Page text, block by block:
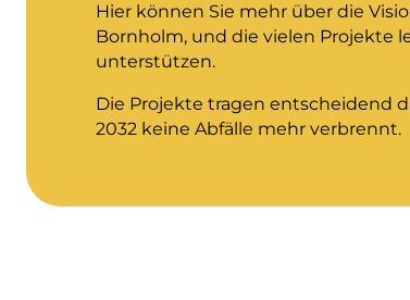
Hier können Sie mehr über die
Bornholm, und die vielen Projekte
unterstützen.
Die Projekte tragen entscheidend
2032 keine Abfälle mehr verbrennt.